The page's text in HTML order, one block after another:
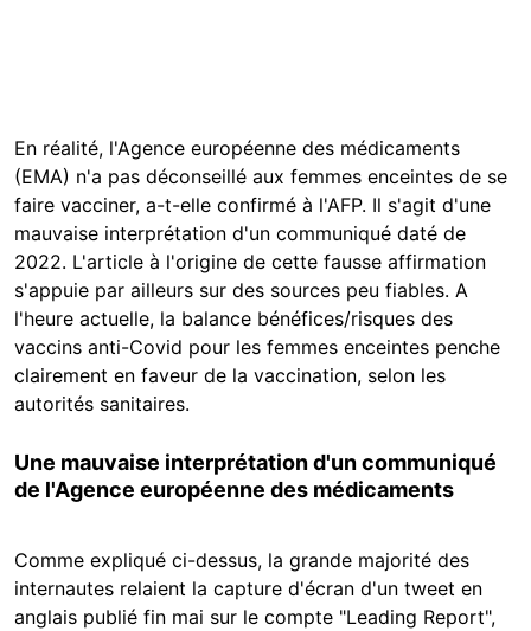
En réalité, l'Agence européenne des médicaments
(EMA) n'a pas déconseillé aux femmes enceintes de se
faire vacciner, a-t-elle confirmé à l'AFP. Il s'agit d'une
mauvaise interprétation d'un communiqué daté de
2022. L'article à l'origine de cette fausse affirmation
s'appuie par ailleurs sur des sources peu fiables. A
l'heure actuelle, la balance bénéfices/risques des
vaccins anti-Covid pour les femmes enceintes penche
clairement en faveur de la vaccination, selon les
autorités sanitaires.
Une mauvaise interprétation d'un communiqué
de l'Agence européenne des médicaments
Comme expliqué ci-dessus, la grande majorité des
internautes relaient la capture d'écran d'un tweet en
anglais publié fin mai sur le compte "Leading Report",